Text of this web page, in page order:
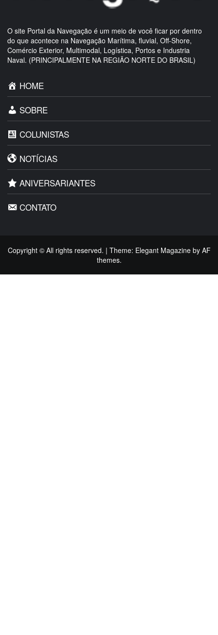
O site Portal da Navegação é um meio de você ficar por dentro
do que acontece na Navegação Marítima, fluvial, Off-Shore,
Comércio Exterior, Multimodal, Logística, Portos e Industria
Naval. (PRINCIPALMENTE NA REGIÃO NORTE DO BRASIL)
HOME
SOBRE
COLUNISTAS
NOTÍCIAS
ANIVERSARIANTES
CONTATO
Copyright © All rights reserved. | Theme: Elegant Magazineby AF
themes.